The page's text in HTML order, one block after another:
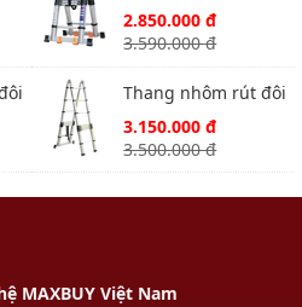
Ameca AMI-P440N
cao 2.2m
2.850.000 đ
3.590.000 đ
Thang nhôm rút đôi
Ameca AMI-500
3.150.000 đ
3.500.000 đ
MAXBUY Việt Nam